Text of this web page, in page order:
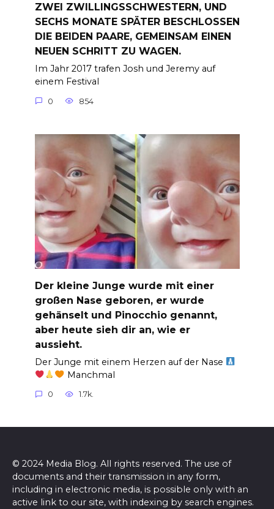
ZWEI ZWILLINGSSCHWESTERN, UND
SECHS MONATE SPÄTER BESCHLOSSEN
DIE BEIDEN PAARE, GEMEINSAM EINEN
NEUEN SCHRITT ZU WAGEN.
Im Jahr 2017 trafen Josh und Jeremy auf
einem Festival
0 854
Der kleine Junge wurde mit einer
großen Nase geboren, er wurde
gehänselt und Pinocchio genannt,
aber heute sieh dir an, wie er
aussieht.
Der Junge mit einem Herzen auf der Nase
Manchmal
0 1.7k.
© 2024 Media Blog. All rights reserved. The use of
documents and their transmission in any form,
including in electronic media, is possible only with an
active link to our site, with indexing by search engines.